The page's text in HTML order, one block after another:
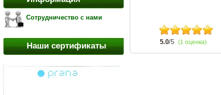
Сотрудничество с нами
Наши сертификаты 5.0/5 (1 оценка)